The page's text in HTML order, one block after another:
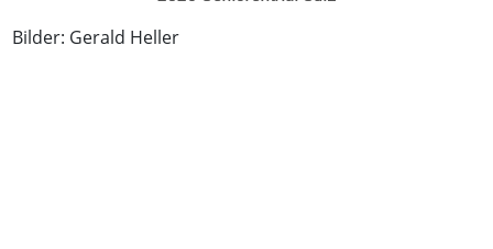
Bilder: Gerald Heller